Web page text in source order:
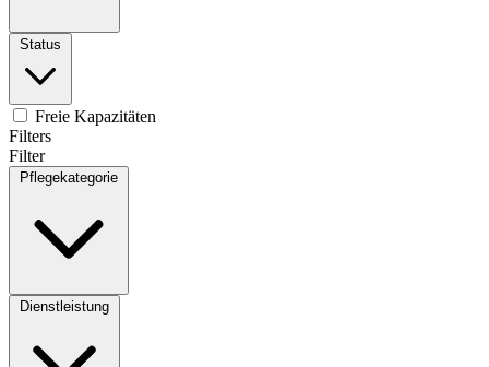
Status
Freie Kapazitäten
Filters
Filter
Pflegekategorie
Dienstleistung